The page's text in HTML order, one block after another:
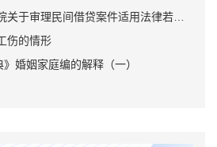
伤的情形
婚姻家庭编的解释（一）